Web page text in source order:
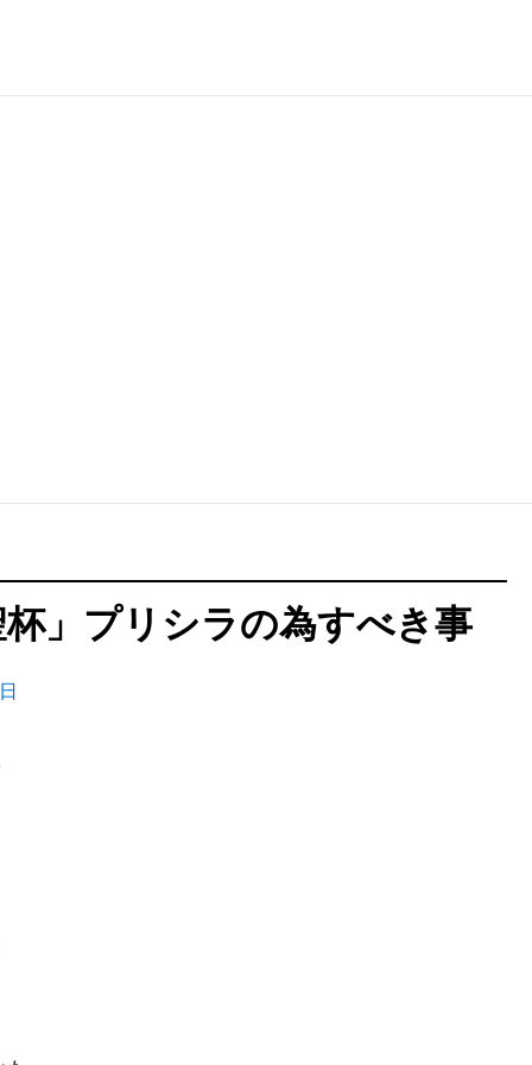
」プリシラの為すべき事